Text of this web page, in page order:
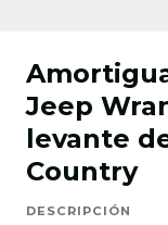
Jeep
levante
Country
DESCRIPCIÓN